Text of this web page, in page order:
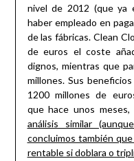
nivel de 2012 (que ya
haber empleado en
de las fábricas. Clean
de euros el coste
dignos, mientras que
millones. Sus
1200 millones de
que hace unos meses,
análisis similar
concluimos también
rentable si doblara o